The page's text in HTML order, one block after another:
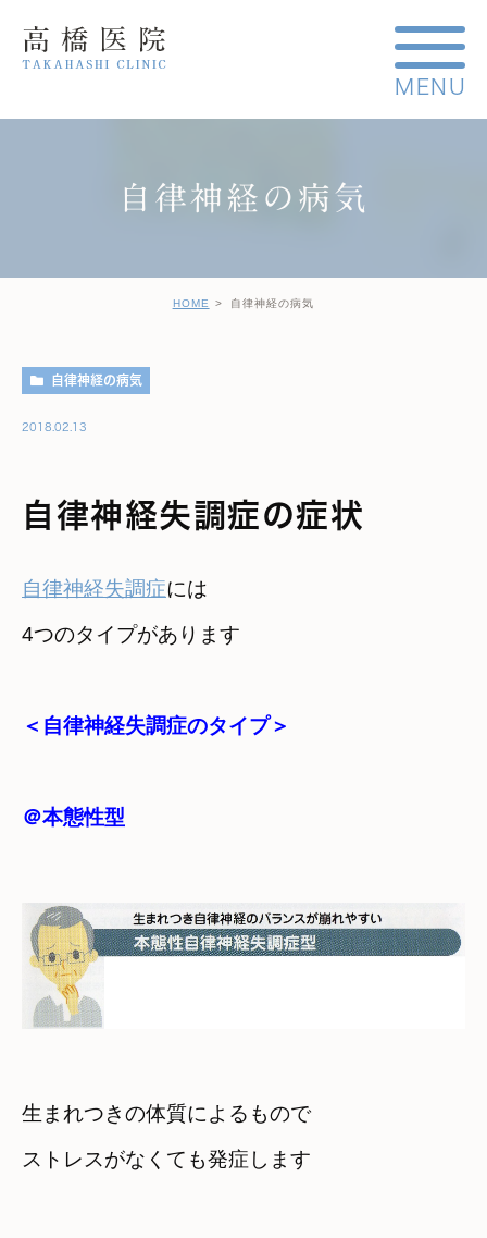
自律神経の病気
HOME 自律神経の病気
自律神経の病気
2018.02.13
自律神経失調症の症状
自律神経失調症には
4つのタイプがあります
＜自律神経失調症のタイプ＞
＠本態性型
生まれつきの体質によるもので
ストレスがなくても発症します